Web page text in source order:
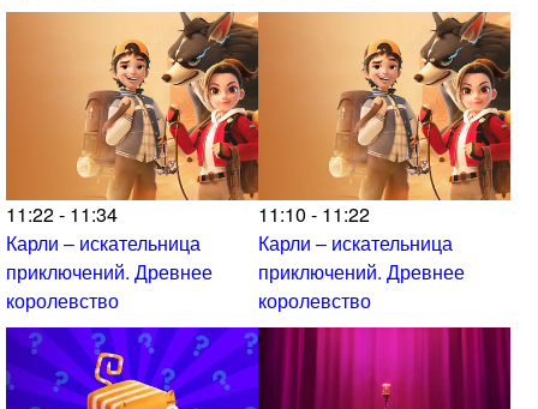
11:22 - 11:34
Карли – искательница
приключений. Древнее
королевство
11:10 - 11:22
Карли – искательница
приключений. Древнее
королевство